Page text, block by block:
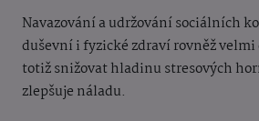
Navazování a udržování sociálních
duševní i fyzické zdraví rovněž
totiž snižovat hladinu stresových
zlepšuje náladu.